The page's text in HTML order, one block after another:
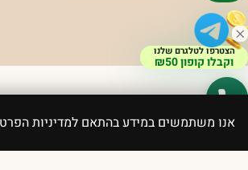
הצטרפו לטלגרם שלנו
וקבלו קופון ₪50
אנו משתמשים במידע בהתאם למדיניות